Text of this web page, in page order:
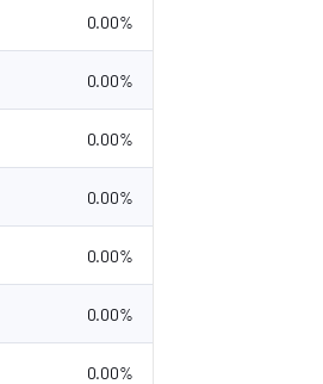
0.00%
0.00%
0.00%
0.00%
0.00%
0.00%
0.00%